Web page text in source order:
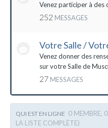
Venez participer à des
252 MESSAGES
Votre Salle /
Venez donner des
sur votre Salle de
27 MESSAGES
QUI EST EN LIGNE 0 MEMBRE,
LA LISTE COMPLÈTE)